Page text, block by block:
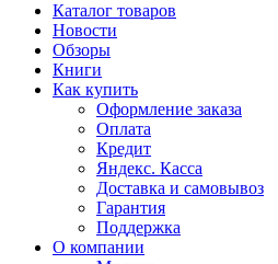
Каталог товаров
Новости
Обзоры
Книги
Как купить
Оформление заказа
Оплата
Кредит
Яндекс. Касса
Доставка и самовывоз
Гарантия
Поддержка
О компании